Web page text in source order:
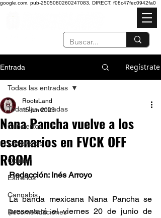
google.com, pub-2505080260247083, DIRECT, f08c47fec0942fa0
Entrada Regístrate
Todas las entradas
Conciertos
Entrevistas
Opinión
Estrenos
Cannabis
Recomendaciones
Todas las entradas
Nana Pancha vuelve a los
escenarios en FVCK OFF
ROOM
RootsLand
15 jun 2025
Redacción: Inés Arroyo
La banda mexicana Nana Pancha se
presentará el viernes 20 de junio de